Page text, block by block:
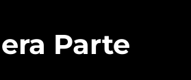
Parte